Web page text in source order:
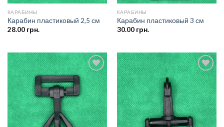
КАРАБИНЫ
Карабин пластиковый 2,5 см
28.00грн.
КАРАБИНЫ
Карабин пластиковый 3 см
30.00грн.
Добавить
в список
желаний
Добавить
в список
желаний